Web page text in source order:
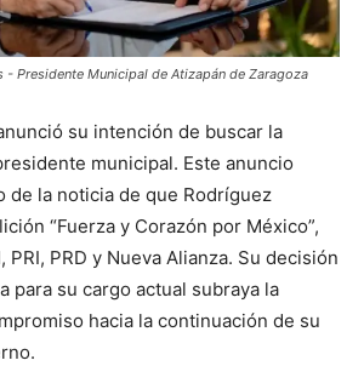
- Presidente Municipal de Atizapán de Zaragoza
su intención de buscar la
municipal. Este anuncio
de la noticia de que Rodríguez
“Fuerza y Corazón por México”,
PRI, PRD y Nueva Alianza. Su decisión
para su cargo actual subraya la
hacia la continuación de su